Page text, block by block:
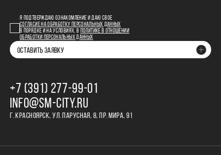
Я ПОДТВЕРЖДАЮ ОЗНАКОМЛЕНИЕ И ДАЮ СВОЕ
СОГЛАСИЕ НА ОБРАБОТКУ ПЕРСОНАЛЬНЫХ ДАННЫХ
В ПОРЯДКЕ И НА УСЛОВИЯХ, В
ПОЛИТИКЕ В ОТНОШЕНИИ
ОБРАБОТКИ ПЕРСОНАЛЬНЫХ ДАННЫХ
ОСТАВИТЬ ЗАЯВКУ
+7 (391) 277‒99‒01
INFO@SM-CITY.RU
Г. КРАСНОЯРСК, УЛ. ПАРУСНАЯ, 8, ПР. МИРА, 91